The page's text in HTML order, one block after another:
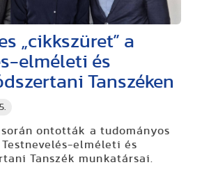
„cikkszüret” a
elméleti és
Tanszéken
ontották a tudományos
elméleti és
Tanszék munkatársai.